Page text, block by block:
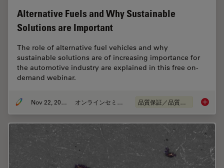
Alternative Fuels and Why Sustainable
Solutions are Important
The role of alternative fuel vehicles and why
sustainable solutions are of increasing importance for
the automotive industry are explained in this free on-
demand webinar.
Nov 22, 2022 オンラインセミナー 品質保証／品質管理